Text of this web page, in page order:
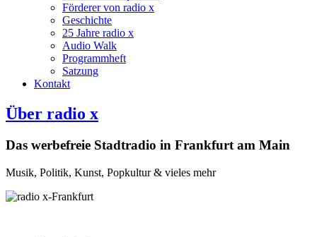
Förderer von radio x
Geschichte
25 Jahre radio x
Audio Walk
Programmheft
Satzung
Kontakt
Über radio x
Das werbefreie Stadtradio in Frankfurt am Main
Musik, Politik, Kunst, Popkultur & vieles mehr